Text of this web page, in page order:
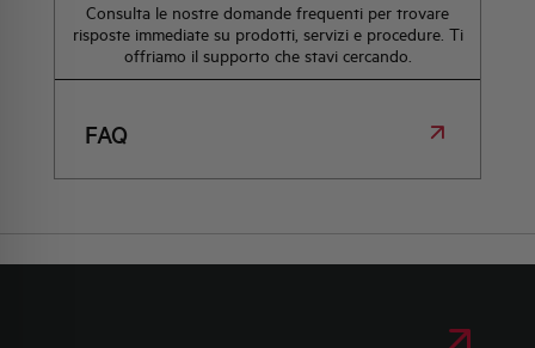
Consulta le nostre domande frequenti per trovare
risposte immediate su prodotti, servizi e procedure. Ti
offriamo il supporto che stavi cercando.
FAQ